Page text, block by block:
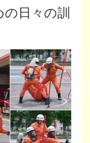
日々の訓